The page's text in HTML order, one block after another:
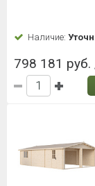
Наличие:
798 181